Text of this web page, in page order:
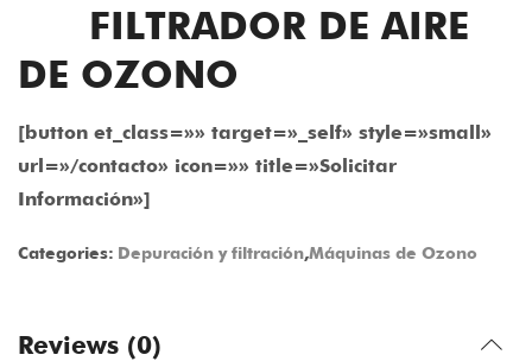
FILTRADOR DE AIRE
DE OZONO
[button et_class=»» target=»_self» style=»small»
url=»/contacto» icon=»» title=»Solicitar
Información»]
Categories: Depuración y filtración,Máquinas de Ozono
Reviews (0)